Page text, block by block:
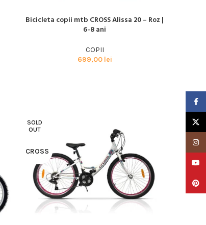
CITEȘTE MAI MULT
Bicicleta copii mtb CROSS Alissa 20 – Roz |
6-8 ani
COPII
699,00 lei
SOLD
OUT
CROSS